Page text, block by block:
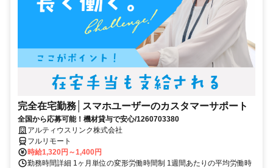
完全在宅勤務│スマホユーザーのカスタマーサポート
全国から応募可能！機材貸与で安心/1260703380
アルティウスリンク株式会社
フルリモート
時給1,320円～1,400円
勤務時間詳細 1ヶ月単位の変形労働時間制 1週間あたりの平均労働時